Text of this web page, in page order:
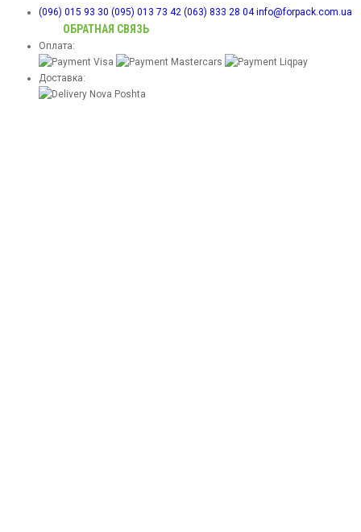
(096) 015 93 30 (095) 013 73 42 (063) 833 28 04 info@forpack.com.ua
ОБРАТНАЯ СВЯЗЬ
Оплата:
Доставка: